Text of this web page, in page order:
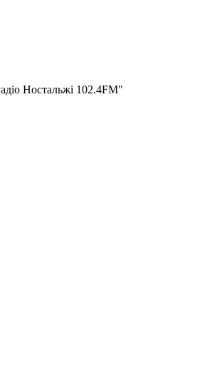
Ностальжі 102.4FM"